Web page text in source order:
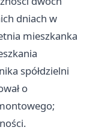
dniach w
mieszkanka
spółdzielni
o